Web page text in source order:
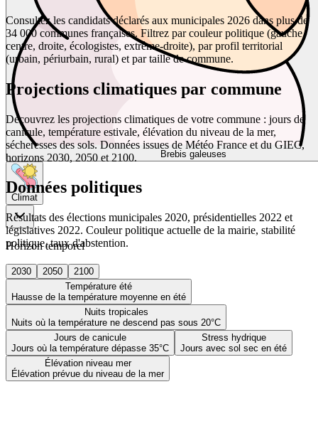
Brebis galeuses
Climat
Horizon temporel
2030 2050
2100
Température été
Hausse de la température moyenne en été
Nuits tropicales
Nuits où la température ne descend pas sous 20°C
Jours de canicule
Jours où la température dépasse 35°C
Stress hydrique
Jours avec sol sec en été
Élévation niveau mer
Élévation prévue du niveau de la mer
Consultez les candidats déclarés aux municipales 2026 dans plus de
34 000 communes françaises. Filtrez par couleur politique (gauche,
centre, droite, écologistes, extrême-droite), par profil territorial
(urbain, périurbain, rural) et par taille de commune.
Projections climatiques par commune
Découvrez les projections climatiques de votre commune : jours de
canicule, température estivale, élévation du niveau de la mer,
sécheresses des sols. Données issues de Météo France et du GIEC,
horizons 2030, 2050 et 2100.
Données politiques
Résultats des élections municipales 2020, présidentielles 2022 et
législatives 2022. Couleur politique actuelle de la mairie, stabilité
politique, taux d'abstention.